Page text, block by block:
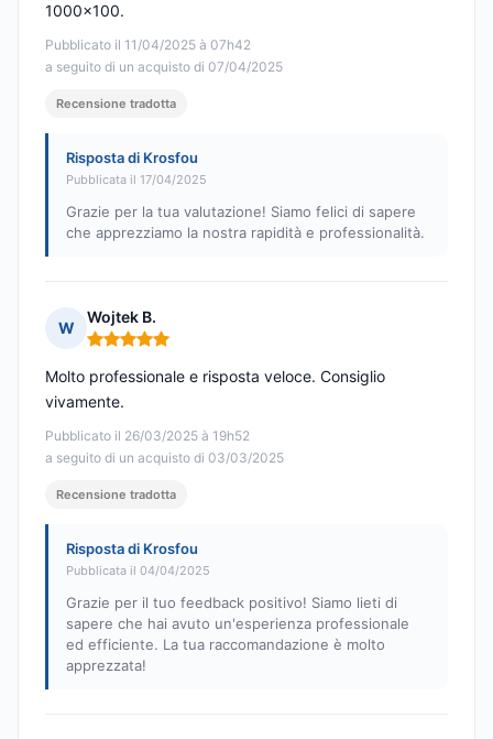
Pubblicato il 11/04/2025 à 07h42
a seguito di un acquisto di 07/04/2025
1000x100.
Recensione tradotta
Risposta di Krosfou
Pubblicata il 17/04/2025
Grazie per la tua valutazione! Siamo felici di sapere
che apprezziamo la nostra rapidità e professionalità.
W
Wojtek B.
Nota: 5 su 5
Pubblicato il 26/03/2025 à 19h52
a seguito di un acquisto di 03/03/2025
Molto professionale e risposta veloce. Consiglio
vivamente.
Recensione tradotta
Risposta di Krosfou
Pubblicata il 04/04/2025
Grazie per il tuo feedback positivo! Siamo lieti di
sapere che hai avuto un'esperienza professionale
ed efficiente. La tua raccomandazione è molto
apprezzata!